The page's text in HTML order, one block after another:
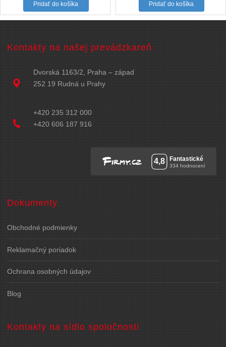
Pridať do košíka Pridať do košíka
Kontakty na našej prevádzkareň
Dvorská 1163/2, Praha – západ
252 19 Rudná u Prahy
+420 235 312 000
+420 606 187 916
Dokumenty
Obchodné podmienky
Reklamačný poriadok
Ochrana osobných údajov
Blog
Kontakty na sídlo spoločnosti